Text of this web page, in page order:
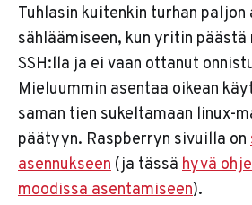
Tuhlasin kuitenkin turhan paljon
sähläämiseen, kun yritin
SSH:lla ja ei vaan ottanut
Mieluummin asentaa oikean
saman tien sukeltamaan linux-
päätyyn. Raspberryn sivuilla on
asennukseen (ja tässä hyvä
moodissa asentamiseen).